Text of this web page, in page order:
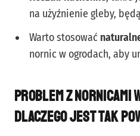
na użyźnienie gleby,
Warto stosować
nornic w ogrodach, aby
Problem z nornicami
dlaczego jest tak